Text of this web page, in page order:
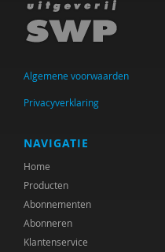
Algemene voorwaarden
Privacyverklaring
NAVIGATIE
Home
Producten
Abonnementen
Abonneren
Klantenservice